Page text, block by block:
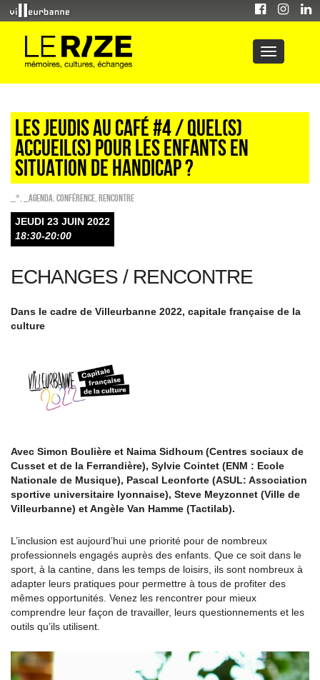
LES JEUDIS AU CAFÉ #4 / QUEL(S)
ACCUEIL(S) POUR LES ENFANTS EN
SITUATION DE HANDICAP ?
_* _Agenda Conférence Rencontre
JEUDI 23 JUIN 2022
18:30-20:00
ECHANGES / RENCONTRE
Dans le cadre de Villeurbanne 2022, capitale française de la
culture
Avec Simon Boulière et Naima Sidhoum (Centres sociaux de
Cusset et de la Ferrandière), Sylvie Cointet (ENM : Ecole
Nationale de Musique), Pascal Leonforte (ASUL: Association
sportive universitaire lyonnaise), Steve Meyzonnet (Ville de
Villeurbanne) et Angèle Van Hamme (Tactilab).
L’inclusion est aujourd’hui une priorité pour de nombreux
professionnels engagés auprès des enfants. Que ce soit dans le
sport, à la cantine, dans les temps de loisirs, ils sont nombreux à
adapter leurs pratiques pour permettre à tous de profiter des
mêmes opportunités. Venez les rencontrer pour mieux
comprendre leur façon de travailler, leurs questionnements et les
outils qu’ils utilisent.